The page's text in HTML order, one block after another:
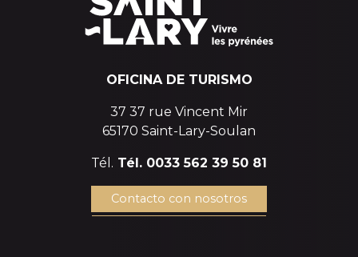
OFICINA DE TURISMO
37 37 rue Vincent Mir
65170 Saint-Lary-Soulan
Tél. Tél. 0033 562 39 50 81
Contacto con nosotros